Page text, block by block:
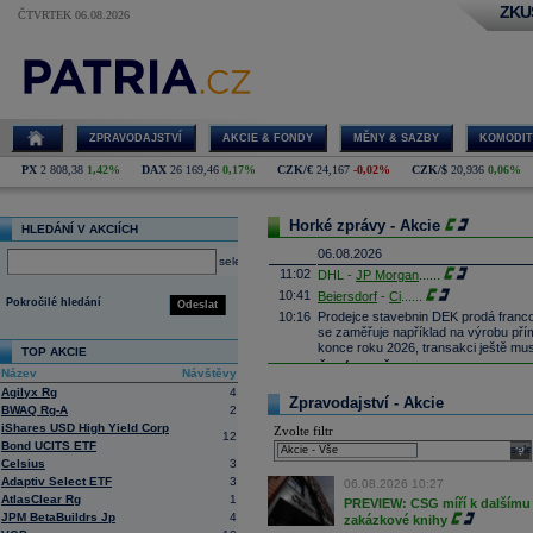
ČTVRTEK 06.08.2026
ZPRAVODAJSTVÍ AKCIE & FONDY MĚNY & SAZBY
PX 2 808,38 1,42% DAX 26 169,46 0,17% CZK/€ 24,167 -0,02% CZK/$ 20,936 0,06%
HLEDÁNÍ V AKCIÍCH
select
Odeslat
Pokročilé hledání
TOP AKCIE
Název
Návštěvy
Agilyx Rg
4
BWAQ Rg-A
2
iShares USD High Yield Corp
Bond UCITS ETF
12
Celsius
3
Adaptiv Select ETF
3
AtlasClear Rg
1
JPM BetaBuildrs Jp
4
Horké zprávy - Akcie
06.08.2026
11:02 DHL - JP Morgan
10:41
Beiersdorf - Ci
10:16 Prodejce stavebnin DEK prodá
se zaměřuje například na výrobu
konce roku 2026, transakci ještě
10:05 Čistý zisk ČSOB vzrostl na 10,2
aktivních klientů meziročně o 71
9:58 SoftBank oznámila za 1Q čistý zisk
9:46 Nintendo oznámilo za 1Q provozní
(Bloomberg)
9:23 MercadoLibre oznámil za 2Q čisté
(Bloomberg)
9:09
ČR: Průmyslová výrobav červnu
předchozímu poklesu o 1,0 %
Zpravodajství - Akcie
Zvolte filtr
06.08.2026 10:27
PREVIEW: CSG míří k
zakázkové knihy